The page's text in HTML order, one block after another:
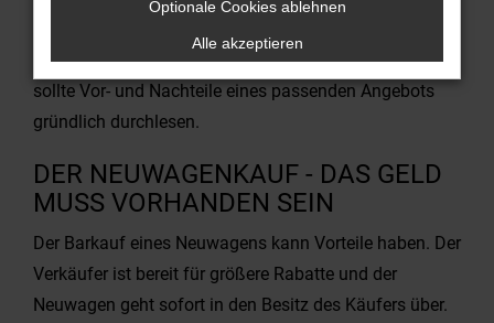
ein günstiges KFZ Leasing Angebot vorteilhafter ist,
sollte Vor- und Nachteile eines passenden Angebots
gründlich durchlesen.
DER NEUWAGENKAUF - DAS GELD
MUSS VORHANDEN SEIN
Der Barkauf eines Neuwagens kann Vorteile haben. Der
Verkäufer ist bereit für größere Rabatte und der
Neuwagen geht sofort in den Besitz des Käufers über.
Optionale Cookies ablehnen
Alle akzeptieren